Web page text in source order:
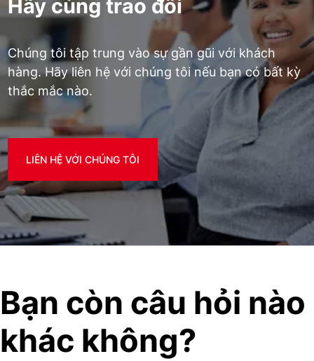
Hãy cùng trao đổi
Chúng tôi tập trung vào sự gần gũi với khách
hàng. Hãy liên hệ với chúng tôi nếu bạn có bất kỳ
thắc mắc nào.
LIÊN HỆ VỚI CHÚNG TÔI
Bạn còn câu hỏi nào
khác không?